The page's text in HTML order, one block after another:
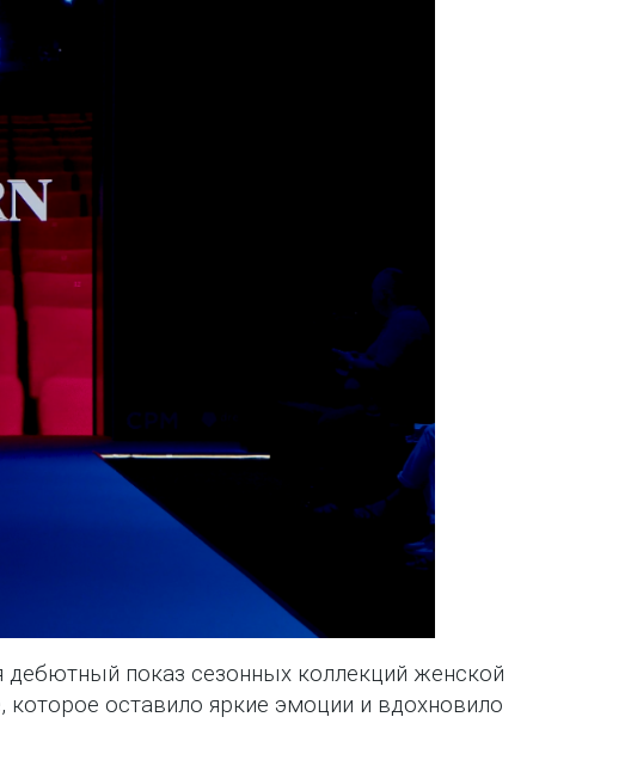
показ сезонных коллекций женской
оставило яркие эмоции и вдохновило